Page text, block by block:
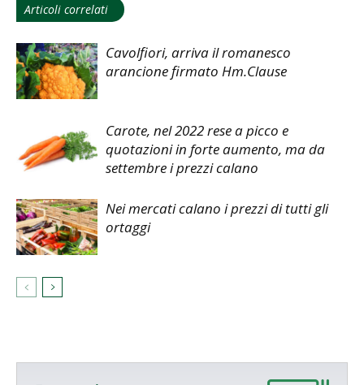
Articoli correlati
Cavolfiori, arriva il romanesco
arancione firmato Hm.Clause
Carote, nel 2022 rese a picco e
quotazioni in forte aumento, ma da
settembre i prezzi calano
Nei mercati calano i prezzi di tutti gli
ortaggi